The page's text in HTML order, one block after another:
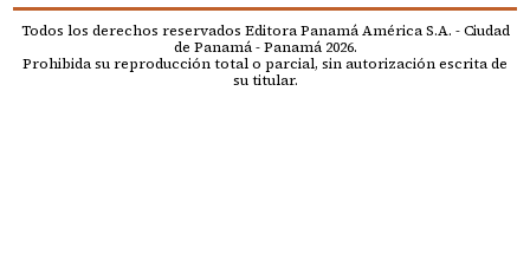
Todos los derechos reservados Editora Panamá América S.A. - Ciudad
de Panamá - Panamá 2026.
Prohibida su reproducción total o parcial, sin autorización escrita de
su titular.